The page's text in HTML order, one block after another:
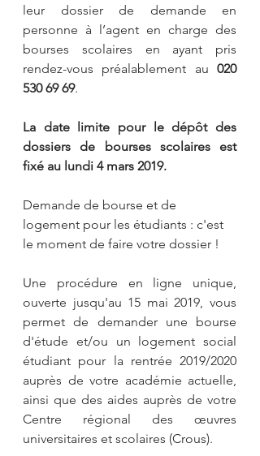
leur dossier de demande en
personne à l’agent en charge des
bourses scolaires en ayant pris
rendez-vous préalablement au 020
530 69 69.
La date limite pour le dépôt des
dossiers de bourses scolaires est
fixé au lundi 4 mars 2019.
Demande de bourse et de
logement pour les étudiants : c'est
le moment de faire votre dossier !
Une procédure en ligne unique,
ouverte jusqu'au 15 mai 2019, vous
permet de demander une bourse
d'étude et/ou un logement social
étudiant pour la rentrée 2019/2020
auprès de votre académie actuelle,
ainsi que des aides auprès de votre
Centre régional des œuvres
universitaires et scolaires (Crous).